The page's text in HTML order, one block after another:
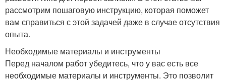
рассмотрим пошаговую инструкцию, которая поможет
вам справиться с этой задачей даже в случае отсутствия
опыта.
Необходимые материалы и инструменты
Перед началом работ убедитесь, что у вас есть все
необходимые материалы и инструменты. Это позволит